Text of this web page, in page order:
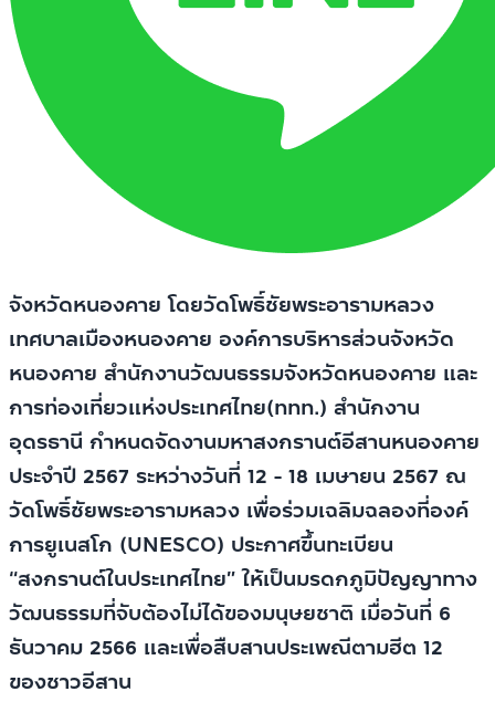
จังหวัดหนองคาย โดยวัดโพธิ์ชัยพระอารามหลวง
เทศบาลเมืองหนองคาย องค์การบริหารส่วนจังหวัด
หนองคาย สำนักงานวัฒนธรรมจังหวัดหนองคาย และ
การท่องเที่ยวแห่งประเทศไทย(ททท.) สำนักงาน
อุดรธานี กำหนดจัดงานมหาสงกรานต์อีสานหนองคาย
ประจำปี 2567 ระหว่างวันที่ 12 - 18 เมษายน 2567 ณ
วัดโพธิ์ชัยพระอารามหลวง เพื่อร่วมเฉลิมฉลองที่องค์
การยูเนสโก (UNESCO) ประกาศขึ้นทะเบียน
“สงกรานต์ในประเทศไทย” ให้เป็นมรดกภูมิปัญญาทาง
วัฒนธรรมที่จับต้องไม่ได้ของมนุษยชาติ เมื่อวันที่ 6
ธันวาคม 2566 และเพื่อสืบสานประเพณีตามฮีต 12
ของชาวอีสาน